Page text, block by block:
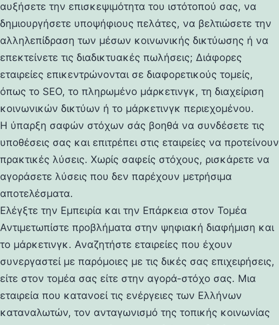
αυξήσετε την επισκεψιμότητα του ιστότοπού σας, να
δημιουργήσετε υποψήφιους πελάτες, να βελτιώσετε την
αλληλεπίδραση των μέσων κοινωνικής δικτύωσης ή να
επεκτείνετε τις διαδικτυακές πωλήσεις; Διάφορες
εταιρείες επικεντρώνονται σε διαφορετικούς τομείς,
όπως το SEO, το πληρωμένο μάρκετινγκ, τη διαχείριση
κοινωνικών δικτύων ή το μάρκετινγκ περιεχομένου.
Η ύπαρξη σαφών στόχων σάς βοηθά να συνδέσετε τις
υποθέσεις σας και επιτρέπει στις εταιρείες να προτείνουν
πρακτικές λύσεις. Χωρίς σαφείς στόχους, ρισκάρετε να
αγοράσετε λύσεις που δεν παρέχουν μετρήσιμα
αποτελέσματα.
Ελέγξτε την Εμπειρία και την Επάρκεια στον Τομέα
Αντιμετωπίστε προβλήματα στην ψηφιακή διαφήμιση και
το μάρκετινγκ. Αναζητήστε εταιρείες που έχουν
συνεργαστεί με παρόμοιες με τις δικές σας επιχειρήσεις,
είτε στον τομέα σας είτε στην αγορά-στόχο σας. Μια
εταιρεία που κατανοεί τις ενέργειες των Ελλήνων
καταναλωτών, τον ανταγωνισμό της τοπικής κοινωνίας